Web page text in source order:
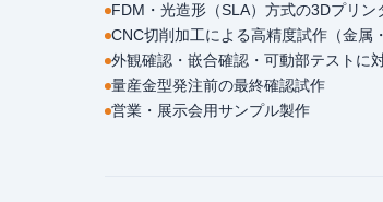
FDM・光造形（SLA）方式の3Dプリン
CNC切削加工による高精度試作（金属
外観確認・嵌合確認・可動部テストに
量産金型発注前の最終確認試作
営業・展示会用サンプル製作